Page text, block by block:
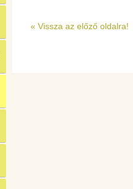
« Vissza az előző oldalra!